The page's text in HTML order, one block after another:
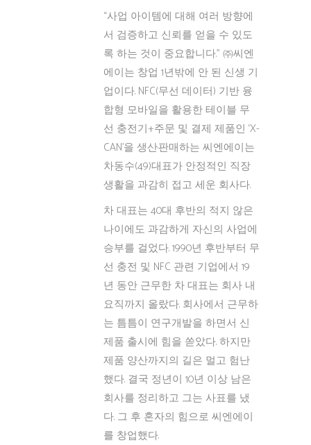
“사업 아이템에 대해 여러 방향에
서 검증하고 신뢰를 얻을 수 있도
록 하는 것이 중요합니다.” ㈜씨엔
에이는 창업 1년밖에 안 된 신생 기
업이다. NFC(무선 데이터) 기반 융
합형 모바일을 활용한 테이블 무
선 충전기+주문 및 결제 제품인 ‘X-
CAN’을 생산·판매하는 씨엔에이는
차동수(49)대표가 안정적인 직장
생활을 과감히 접고 세운 회사다.
차 대표는 40대 후반의 적지 않은
나이에도 과감하게 자신의 사업에
승부를 걸었다. 1990년 후반부터 무
선 충전 및 NFC 관련 기업에서 19
년 동안 근무한 차 대표는 회사 내
요직까지 올랐다. 회사에서 근무하
는 틈틈이 연구개발을 하면서 신
제품 출시에 힘을 쏟았다. 하지만
제품 양산까지의 길은 멀고 험난
했다. 결국 정년이 10년 이상 남은
회사를 정리하고 그는 사표를 냈
다. 그 후 혼자의 힘으로 씨엔에이
를 창업했다.